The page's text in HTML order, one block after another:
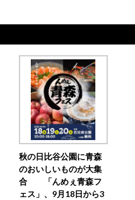
秋の日比谷公園に青森
のおいしいものが大集
合 「んめぇ青森フ
ェス」、9月18日から3